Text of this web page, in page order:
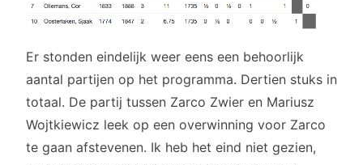
Er stonden eindelijk weer eens een behoorlijk
aantal partijen op het programma. Dertien stuks in
totaal. De partij tussen Zarco Zwier en Mariusz
Wojtkiewicz leek op een overwinning voor Zarco
te gaan afstevenen. Ik heb het eind niet gezien,